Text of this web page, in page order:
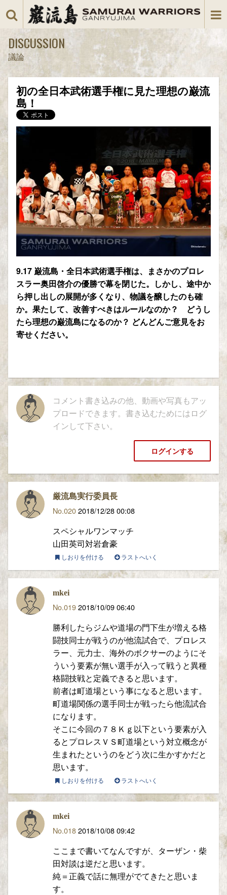
DISCUSSION
議論
初の全日本武術選手権に見た理想の巌流
島！
9.17 巌流島・全日本武術選手権は、まさかのプロレ
スラー奥田啓介の優勝で幕を閉じた。しかし、途中か
ら押し出しの展開が多くなり、物議を醸したのも確
か。果たして、改善すべきはルールなのか？ どうし
たら理想の巌流島になるのか？ どんどんご意見をお
寄せください。
コメント書き込みの他、動画や写真もアッ
プロードできます。書き込むためにはログ
インして下さい。
ログインする
厳流島実行委員長
No.0202018/12/28 00:08
スペシャルワンマッチ
山田英司対岩倉豪
しおりを付ける ラストへいく
mkei
No.0192018/10/09 06:40
勝利したらジムや道場の門下生が増える格
闘技同士が戦うのが他流試合で、プロレス
ラー、元力士、海外のボクサーのようにそ
ういう要素が無い選手が入って戦うと異種
格闘技戦と定義できると思います。
前者は町道場という事になると思います。
町道場関係の選手同士が戦ったら他流試合
になります。
そこに今回の７８Ｋｇ以下という要素が入
るとプロレスＶＳ町道場という対立概念が
生まれたというのをどう次に生かすかだと
思います。
しおりを付ける ラストへいく
mkei
No.0182018/10/08 09:42
ここまで書いてなんですが、ターザン・柴
田対談は逆だと思います。
純＝正義で話に無理がでてきたと思いま
す。